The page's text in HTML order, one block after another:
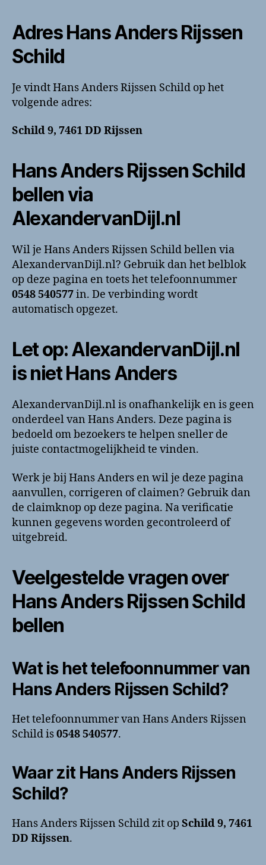
Adres Hans Anders Rijssen
Schild
Je vindt Hans Anders Rijssen Schild op het
volgende adres:
Schild 9, 7461 DD Rijssen
Hans Anders Rijssen Schild
bellen via
AlexandervanDijl.nl
Wil je Hans Anders Rijssen Schild bellen via
AlexandervanDijl.nl? Gebruik dan het belblok
op deze pagina en toets het telefoonnummer
0548 540577in. De verbinding wordt
automatisch opgezet.
Let op: AlexandervanDijl.nl
is niet Hans Anders
AlexandervanDijl.nl is onafhankelijk en is geen
onderdeel van Hans Anders. Deze pagina is
bedoeld om bezoekers te helpen sneller de
juiste contactmogelijkheid te vinden.
Werk je bij Hans Anders en wil je deze pagina
aanvullen, corrigeren of claimen? Gebruik dan
de claimknop op deze pagina. Na verificatie
kunnen gegevens worden gecontroleerd of
uitgebreid.
Veelgestelde vragen over
Hans Anders Rijssen Schild
bellen
Wat is het telefoonnummer van
Hans Anders Rijssen Schild?
Het telefoonnummer van Hans Anders Rijssen
Schild is0548 540577.
Waar zit Hans Anders Rijssen
Schild?
Hans Anders Rijssen Schild zit op Schild 9, 7461
DD Rijssen.